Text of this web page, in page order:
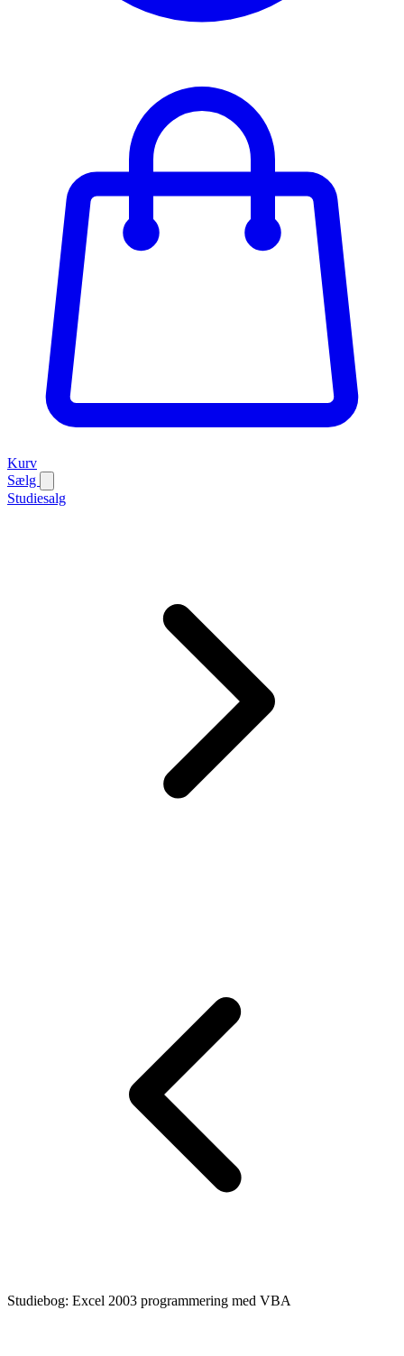
Kurv
Sælg
Studiesalg
Studiebog: Excel 2003 programmering med VBA